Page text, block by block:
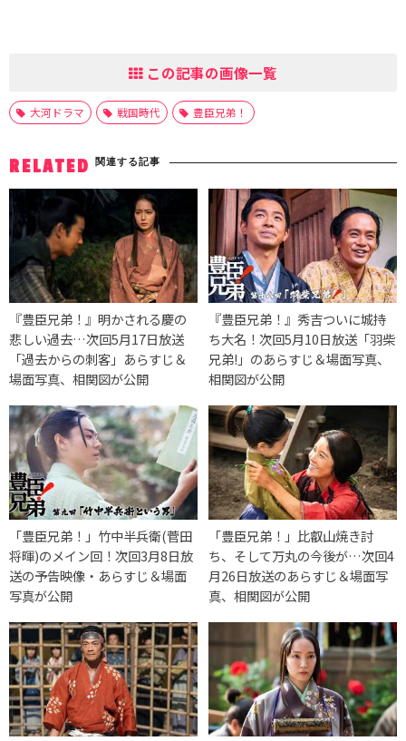
この記事の画像一覧
大河ドラマ 戦国時代 豊臣兄弟！
RELATED 関連する記事
『豊臣兄弟！』明かされる慶の
悲しい過去…次回5月17日放送
「過去からの刺客」あらすじ＆
場面写真、相関図が公開
『豊臣兄弟！』秀吉ついに城持
ち大名！次回5月10日放送「羽柴
兄弟!」のあらすじ＆場面写真、
相関図が公開
「豊臣兄弟！」竹中半兵衛(菅田
将暉)のメイン回！次回3月8日放
送の予告映像・あらすじ＆場面
写真が公開
「豊臣兄弟！」比叡山焼き討
ち、そして万丸の今後が…次回4
月26日放送のあらすじ＆場面写
真、相関図が公開